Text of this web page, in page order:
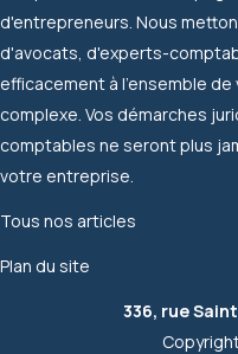
d'entrepreneurs. Nous
d'avocats, d'experts-
efficacement à l'ensemble de
complexe. Vos démarches
comptables ne seront plus
votre entreprise.
Tous nos articles
Plan du site
336, rue